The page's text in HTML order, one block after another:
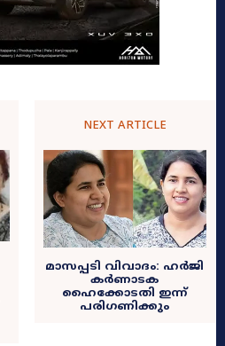
NEXT ARTICLE
മാസപ്പടി വിവാദം: ഹർജി
കർണാടക
ഹൈക്കോടതി ഇന്ന്
പരിഗണിക്കും